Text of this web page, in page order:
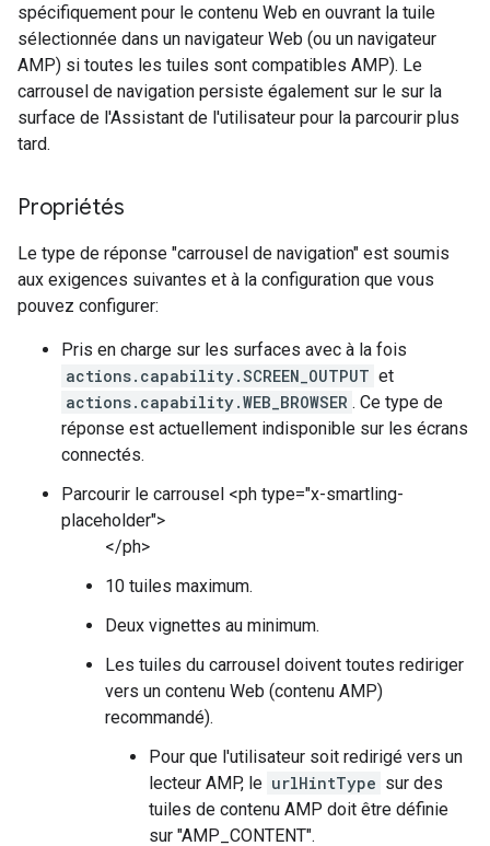
spécifiquement pour le contenu Web en ouvrant la tuile
sélectionnée dans un navigateur Web (ou un navigateur
AMP) si toutes les tuiles sont compatibles AMP). Le
carrousel de navigation persiste également sur le sur la
surface de l'Assistant de l'utilisateur pour la parcourir plus
tard.
Propriétés
Le type de réponse "carrousel de navigation" est soumis
aux exigences suivantes et à la configuration que vous
pouvez configurer:
Pris en charge sur les surfaces avec à la fois
actions.capability.SCREEN_OUTPUT et
actions.capability.WEB_BROWSER . Ce type de
réponse est actuellement indisponible sur les écrans
connectés.
Parcourir le carrousel <ph type="x-smartling-
placeholder">
</ph>
10 tuiles maximum.
Deux vignettes au minimum.
Les tuiles du carrousel doivent toutes rediriger
vers un contenu Web (contenu AMP)
recommandé).
Pour que l'utilisateur soit redirigé vers un
lecteur AMP, le urlHintType sur des
tuiles de contenu AMP doit être définie
sur "AMP_CONTENT".